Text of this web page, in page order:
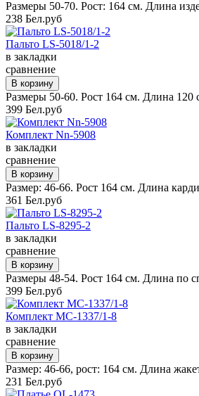
Размеры 50-70. Рост: 164 см. Длина
238 Бел.руб
Пальто LS-5018/1-2
в закладки
сравнение
Размеры 50-60. Рост 164 см. Длина 120
399 Бел.руб
Комплект Nn-5908
в закладки
сравнение
Размер: 46-66. Рост 164 см. Длина
361 Бел.руб
Пальто LS-8295-2
в закладки
сравнение
Размеры 48-54. Рост 164 см. Длина по
399 Бел.руб
Комплект MC-1337/1-8
в закладки
сравнение
Размер: 46-66, рост: 164 см. Длина
231 Бел.руб